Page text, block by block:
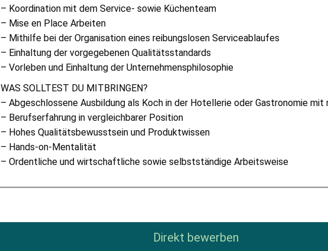
– Koordination mit dem Service- sowie Küchenteam
– Mise en Place Arbeiten
– Mithilfe bei der Organisation eines reibungslosen Serviceablaufes
– Einhaltung der vorgegebenen Qualitätsstandards
– Vorleben und Einhaltung der Unternehmensphilosophie
WAS SOLLTEST DU MITBRINGEN?
– Abgeschlossene Ausbildung als Koch in der Hotellerie oder Gastronomie mit
– Berufserfahrung in vergleichbarer Position
– Hohes Qualitätsbewusstsein und Produktwissen
– Hands-on-Mentalität
– Ordentliche und wirtschaftliche sowie selbstständige Arbeitsweise
Direkt bewerben